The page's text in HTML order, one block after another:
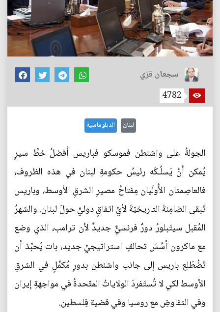
سجعان قزي
4782
لبنان الدبلوماسية
الجولةُ على واشنطن فموسكو فباريس أفضلُ خطِّ سيرٍ
يُمكن أنْ يَسلُـكَه رئيسُ حكومةِ لبنان في هذه الظروف،
فالعاصِمتان الأُولَيان مِفتاحُ مصيرِ الشرقِ الأوسط، وباريس
تَبقى الضامِنةَ التاريخيّةَ لأيٍّ اتفاقٍ دوليٍّ حولَ لبنان. والشهرُ
المُقبل سيتَبلورُ دورٌ فرنسيٌّ جديدٌ لأن ترامب، الذي وضع
مع ماكرون أسُسَ تحالفٍ استراتيجيٍّ جديد، بات يُحبِّذ أن
تَضْطَلع باريس إلى جانب واشنطن بدورٍ مُكمِّلٍ في الشرقِ
الأوسط لكي لا تُستَفردَ الولاياتُ المتّحدةُ في مواجهةِ إيران
وفي التفاوضِ مع روسيا وفي قضية فِلسطين.